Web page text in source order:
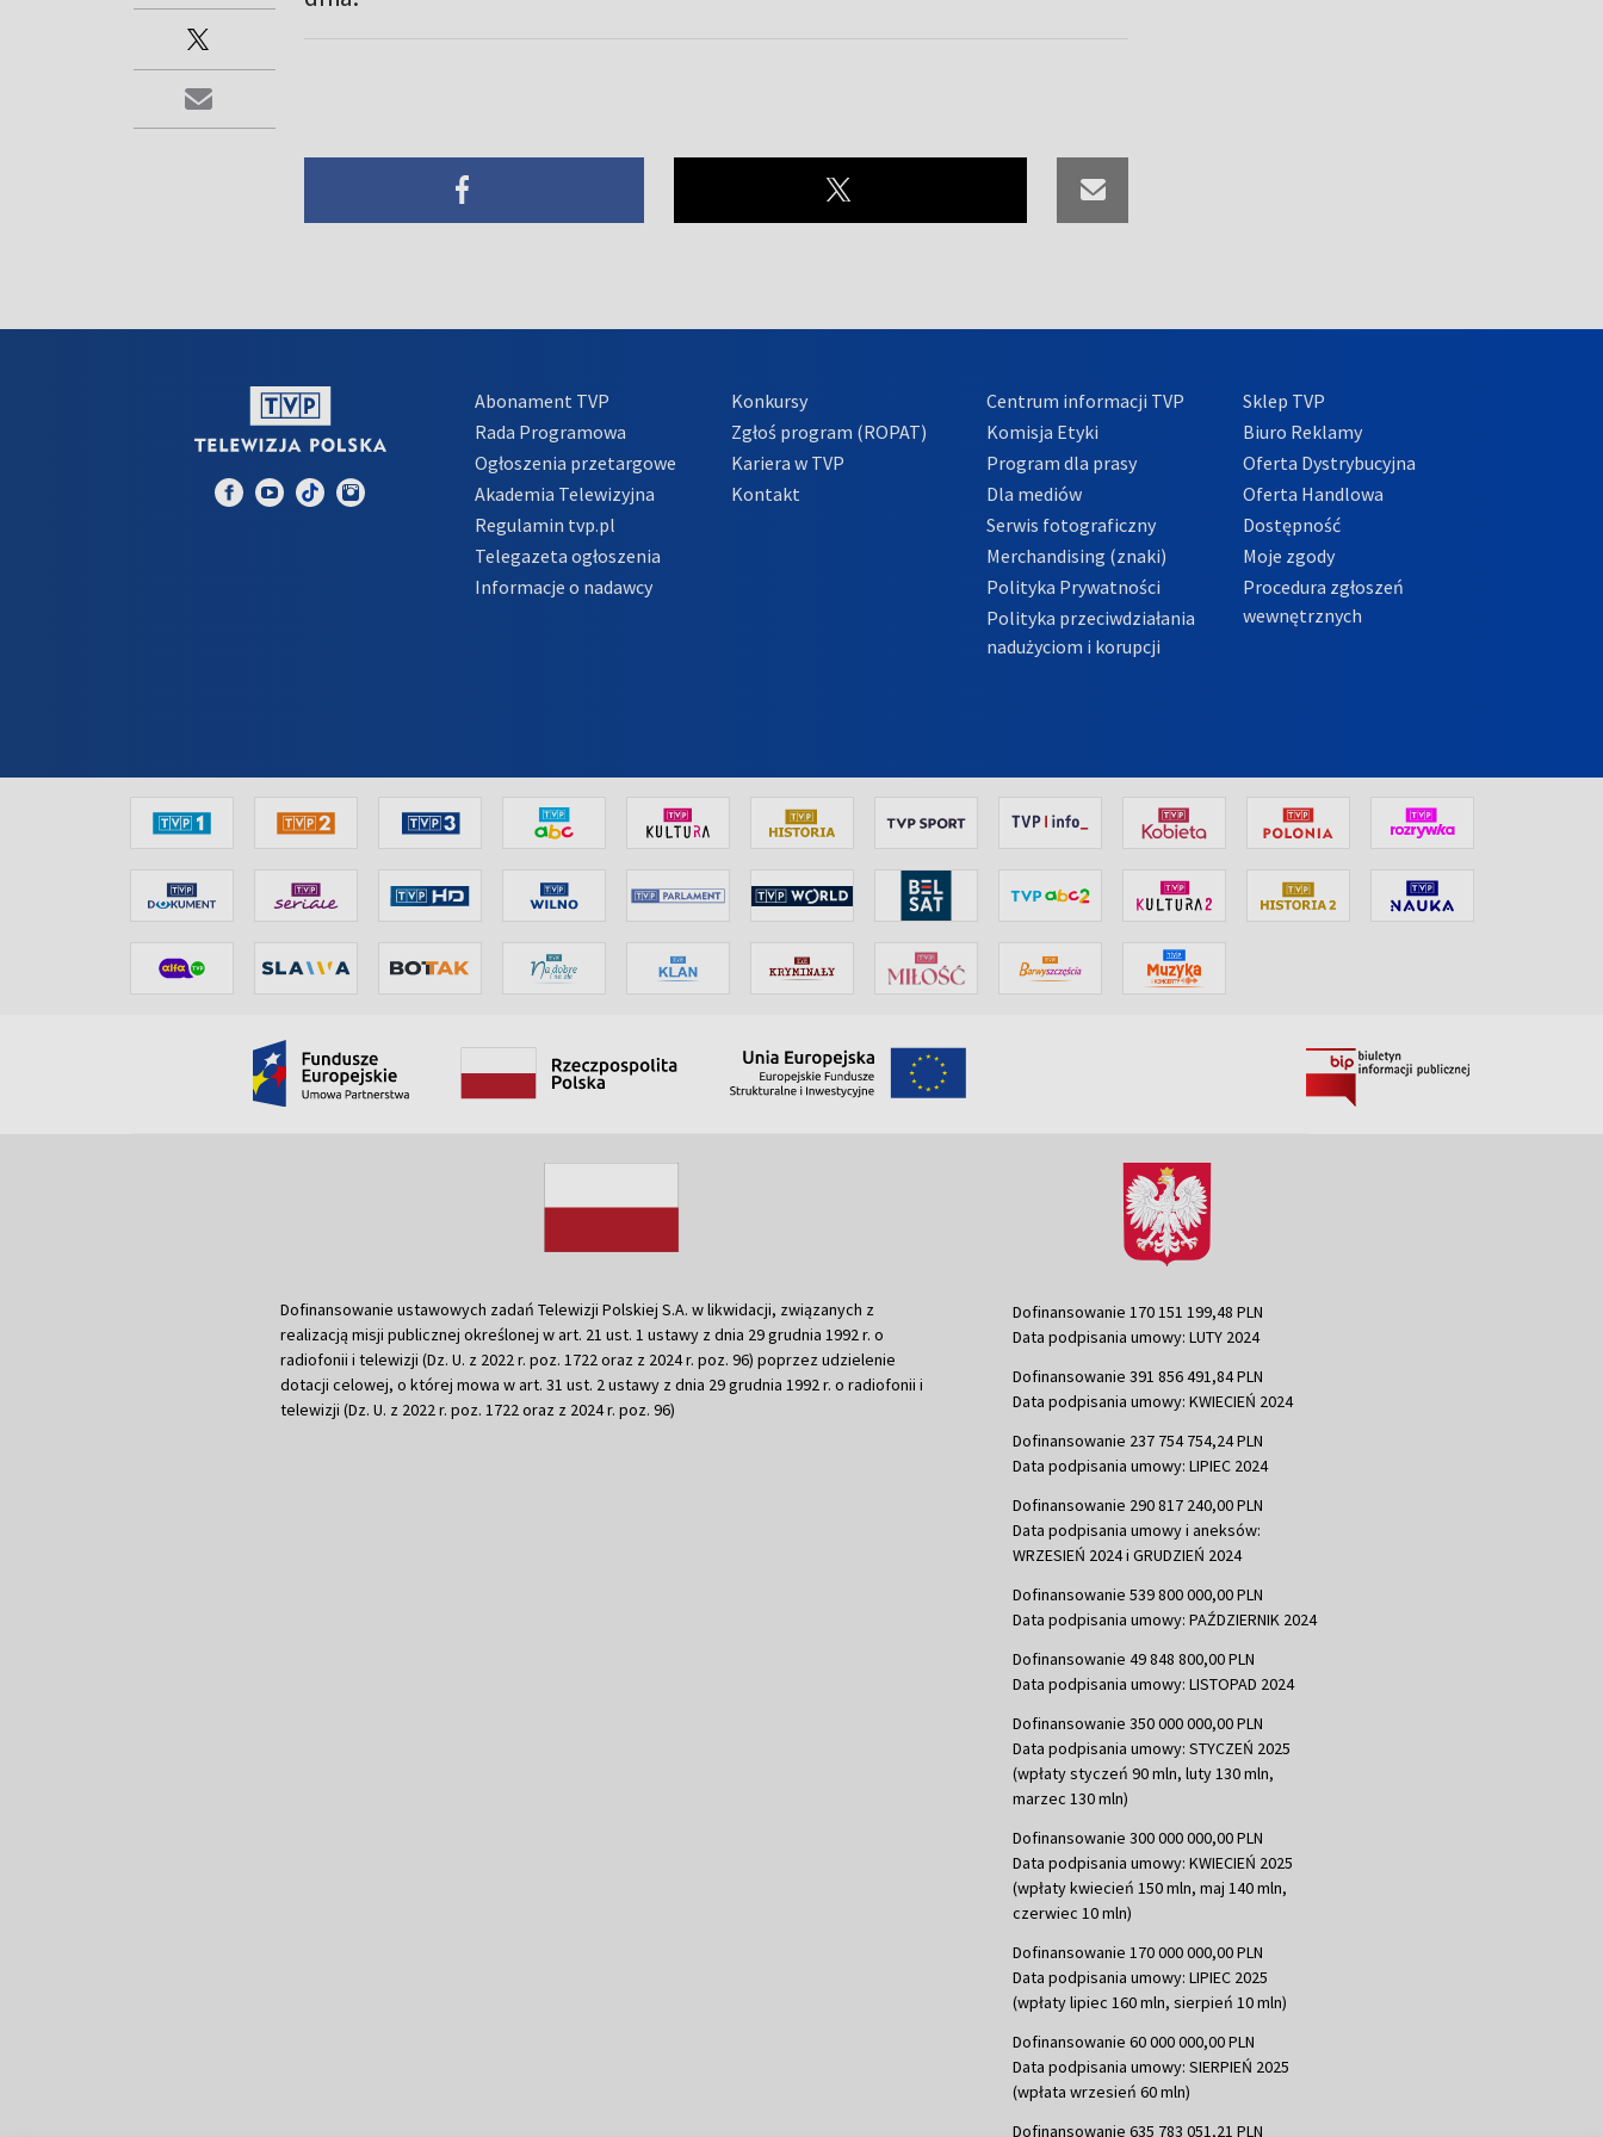
Abonament TVP
Rada Programowa
Ogłoszenia przetargowe
Akademia Telewizyjna
Regulamin tvp.pl
Telegazeta ogłoszenia
Informacje o nadawcy
Konkursy
Zgłoś program (ROPAT)
Kariera w TVP
Kontakt
Centrum informacji TVP
Komisja Etyki
Program dla prasy
Dla mediów
Serwis fotograficzny
Merchandising (znaki)
Polityka Prywatności
Polityka przeciwdziałania
nadużyciom i korupcji
Sklep TVP
Biuro Reklamy
Oferta Dystrybucyjna
Oferta Handlowa
Dostępność
Moje zgody
Procedura zgłoszeń
wewnętrznych
Dofinansowanie ustawowych zadań Telewizji Polskiej S.A. w likwidacji, związanych z
realizacją misji publicznej określonej w art. 21 ust. 1 ustawy z dnia 29 grudnia 1992 r. o
radiofonii i telewizji (Dz. U. z 2022 r. poz. 1722 oraz z 2024 r. poz. 96) poprzez udzielenie
dotacji celowej, o której mowa w art. 31 ust. 2 ustawy z dnia 29 grudnia 1992 r. o radiofonii i
telewizji (Dz. U. z 2022 r. poz. 1722 oraz z 2024 r. poz. 96)
Dofinansowanie 170 151 199,48 PLN
Data podpisania umowy: LUTY 2024
Dofinansowanie 391 856 491,84 PLN
Data podpisania umowy: KWIECIEŃ 2024
Dofinansowanie 237 754 754,24 PLN
Data podpisania umowy: LIPIEC 2024
Dofinansowanie 290 817 240,00 PLN
Data podpisania umowy i aneksów:
WRZESIEŃ 2024 i GRUDZIEŃ 2024
Dofinansowanie 539 800 000,00 PLN
Data podpisania umowy: PAŹDZIERNIK 2024
Dofinansowanie 49 848 800,00 PLN
Data podpisania umowy: LISTOPAD 2024
Dofinansowanie 350 000 000,00 PLN
Data podpisania umowy: STYCZEŃ 2025
(wpłaty styczeń 90 mln, luty 130 mln,
marzec 130 mln)
Dofinansowanie 300 000 000,00 PLN
Data podpisania umowy: KWIECIEŃ 2025
(wpłaty kwiecień 150 mln, maj 140 mln,
czerwiec 10 mln)
Dofinansowanie 170 000 000,00 PLN
Data podpisania umowy: LIPIEC 2025
(wpłaty lipiec 160 mln, sierpień 10 mln)
Dofinansowanie 60 000 000,00 PLN
Data podpisania umowy: SIERPIEŃ 2025
(wpłata wrzesień 60 mln)
Dofinansowanie 635 783 051,21 PLN